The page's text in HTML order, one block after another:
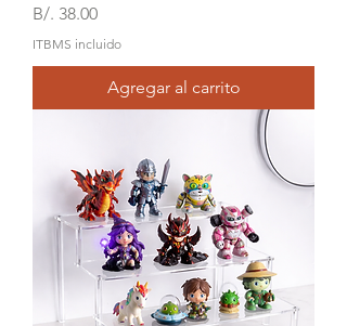
Precio
B/. 38.00
ITBMS incluido
Agregar al carrito